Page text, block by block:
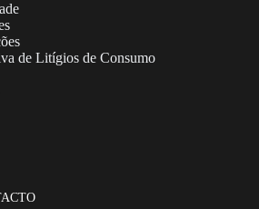
de Litígios de Consumo